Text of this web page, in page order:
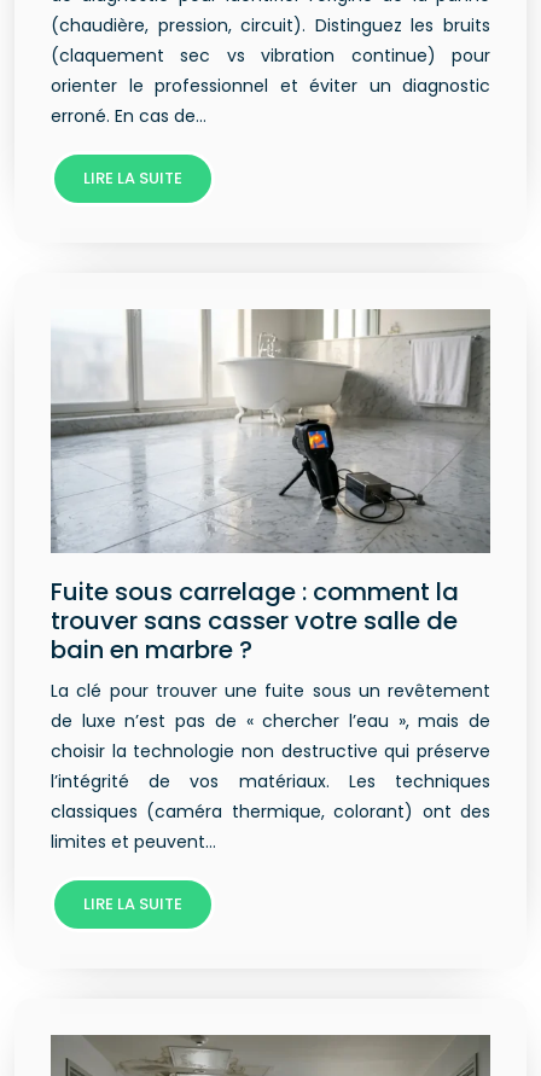
(chaudière, pression, circuit). Distinguez les bruits
(claquement sec vs vibration continue) pour
orienter le professionnel et éviter un diagnostic
erroné. En cas de…
LIRE LA SUITE
Fuite sous carrelage : comment la
trouver sans casser votre salle de
bain en marbre ?
La clé pour trouver une fuite sous un revêtement
de luxe n’est pas de « chercher l’eau », mais de
choisir la technologie non destructive qui préserve
l’intégrité de vos matériaux. Les techniques
classiques (caméra thermique, colorant) ont des
limites et peuvent…
LIRE LA SUITE